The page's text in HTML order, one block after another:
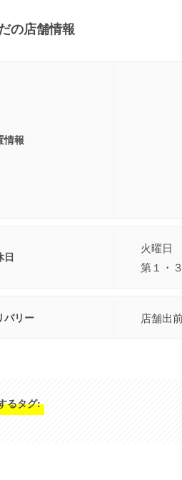
の店舗情報
情報
日
火曜日
第１・
バリー 店舗出
るタグ: